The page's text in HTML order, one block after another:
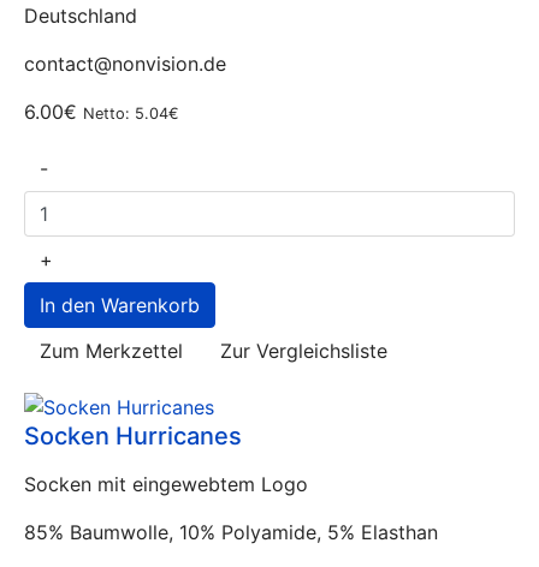
Deutschland
contact@nonvision.de
6.00€ Netto: 5.04€
-
+
Zum Merkzettel Zur Vergleichsliste
Socken Hurricanes
Socken mit eingewebtem Logo
85% Baumwolle, 10% Polyamide, 5% Elasthan